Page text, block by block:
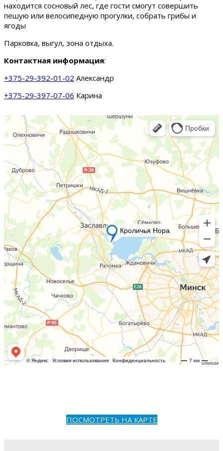
находится сосновый лес, где гости смогут совершить
пешую или велосипедную прогулки, собрать грибы и
ягоды
Парковка, выгул, зона отдыха.
Контактная информация:
+375-29-392-01-02 Александр
+375-29-397-07-06 Карина
ПОСМОТРЕТЬ НА КАРТЕ